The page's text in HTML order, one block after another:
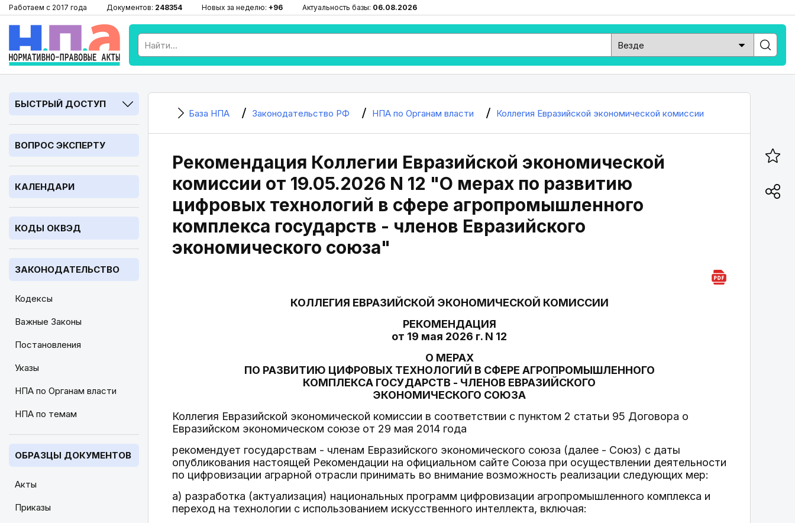
Работаем с 2017 года Документов: 248354 Новых за неделю: +96 Актуальность базы: 06.08.2026
БЫСТРЫЙ ДОСТУП
ВОПРОС ЭКСПЕРТУ
КАЛЕНДАРИ
КОДЫ ОКВЭД
ЗАКОНОДАТЕЛЬСТВО
Кодексы
Важные Законы
Постановления
Указы
НПА по Органам власти
НПА по темам
ОБРАЗЦЫ ДОКУМЕНТОВ
Акты
Приказы
База НПА Законодательство РФ НПА по Органам власти Коллегия Евразийской экономической комиссии
Рекомендация Коллегии Евразийской экономической
комиссии от 19.05.2026 N 12 "О мерах по развитию
цифровых технологий в сфере агропромышленного
комплекса государств - членов Евразийского
экономического союза"
КОЛЛЕГИЯ ЕВРАЗИЙСКОЙ ЭКОНОМИЧЕСКОЙ КОМИССИИ
РЕКОМЕНДАЦИЯ
от 19 мая 2026 г. N 12
О МЕРАХ
ПО РАЗВИТИЮ ЦИФРОВЫХ ТЕХНОЛОГИЙ В СФЕРЕ АГРОПРОМЫШЛЕННОГО
КОМПЛЕКСА ГОСУДАРСТВ - ЧЛЕНОВ ЕВРАЗИЙСКОГО
ЭКОНОМИЧЕСКОГО СОЮЗА
Коллегия Евразийской экономической комиссии в соответствии с пунктом 2 статьи 95 Договора о
Евразийском экономическом союзе от 29 мая 2014 года
рекомендует государствам - членам Евразийского экономического союза (далее - Союз) с даты
опубликования настоящей Рекомендации на официальном сайте Союза при осуществлении деятельности
по цифровизации аграрной отрасли принимать во внимание возможность реализации следующих мер:
а) разработка (актуализация) национальных программ цифровизации агропромышленного комплекса и
переход на технологии с использованием искусственного интеллекта, включая: